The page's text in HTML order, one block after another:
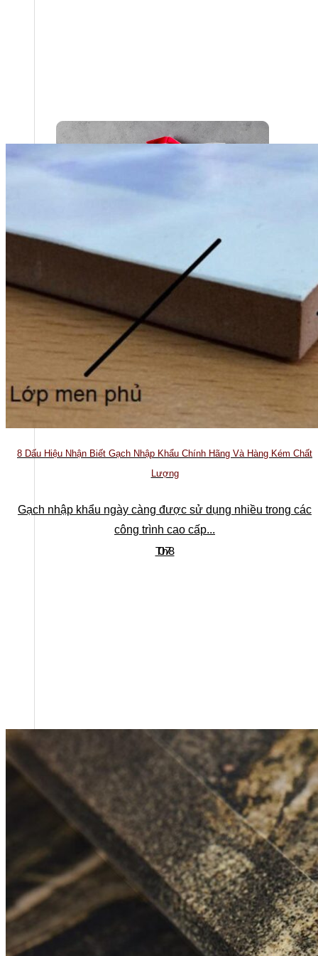
Ban lãnh đạo
8 Dấu Hiệu Nhận Biết Gạch Nhập Khẩu Chính Hãng Và Hàng Kém Chất
Lượng
Gạch nhập khẩu ngày càng được sử dụng nhiều trong các
công trình cao cấp...
07
Th8